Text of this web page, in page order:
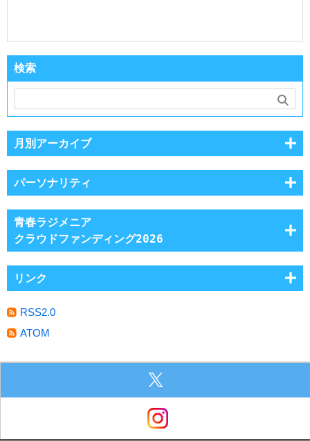
検索
月別アーカイブ
パーソナリティ
青春ラジメニア
クラウドファンディング2026
リンク
RSS2.0
ATOM